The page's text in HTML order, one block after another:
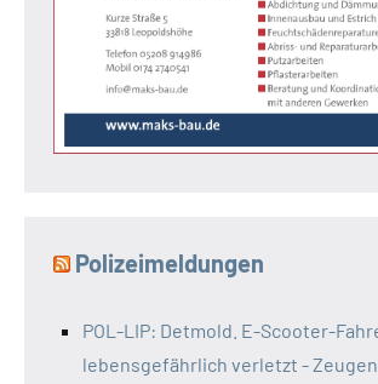
Polizeimeldungen
POL-LIP: Detmold. E-Scooter-
lebensgefährlich verletzt -